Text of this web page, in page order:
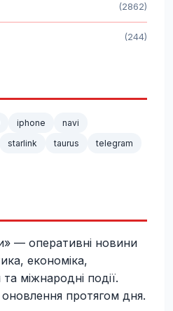
(2862)
(244)
iphone
navi
starlink taurus
telegram
— оперативні новини
економіка,
міжнародні події.
оновлення протягом дня.